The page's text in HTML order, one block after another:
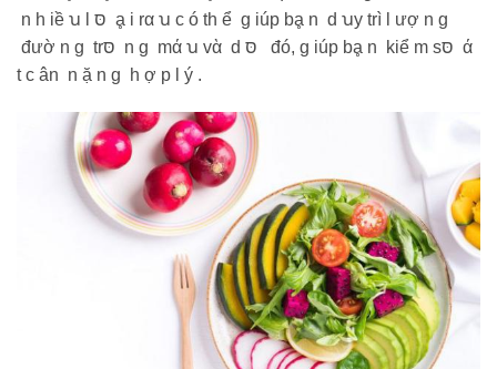
n h iề ꭒ l סּ ḁ i rα ꭒ c ó th ể g iúp bḁ n d ꭒy trì l ượ n g
đườ n g trסּ n g mά ꭒ vὰ d סּ đó, g iúp bḁ n kiể m sסּ ά
t c ân n ặ n g h ợ p l ý .